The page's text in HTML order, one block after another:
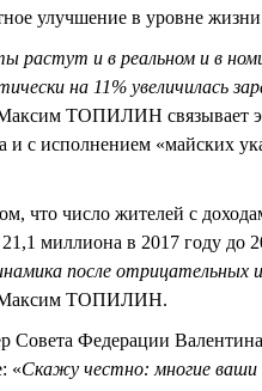
улучшение в уровне
растут и в реальном и в
на 11% увеличилась
ТОПИЛИН связывает
с исполнением «майских
что число жителей с
миллиона в 2017 году до
после отрицательных
Максим ТОПИЛИН.
Совета Федерации Валентина
«Скажу честно: многие